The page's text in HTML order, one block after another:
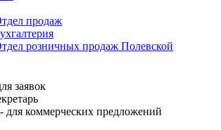
продаж
розничных продаж Полевской
заявок
- для коммерческих предложений